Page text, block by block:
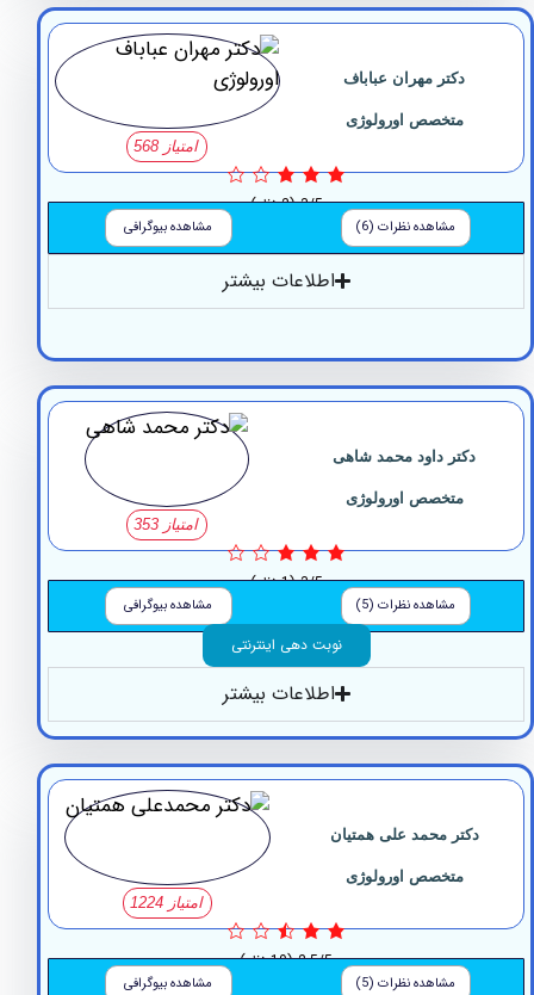
دکتر مهران عباباف
متخصص اورولوژی
3/5 (2 نظر)
مشاهده نظرات (6) مشاهده بیوگرافی
اطلاعات بیشتر
داود محمد شاهی
متخصص اورولوژی
3/5 (1 نظر)
مشاهده نظرات (5) مشاهده بیوگرافی
نوبت دهی اینترنتی
اطلاعات بیشتر
محمد علی همتیان
متخصص اورولوژی
2.5/5 (10 نظر)
مشاهده نظرات (5) مشاهده بیوگرافی